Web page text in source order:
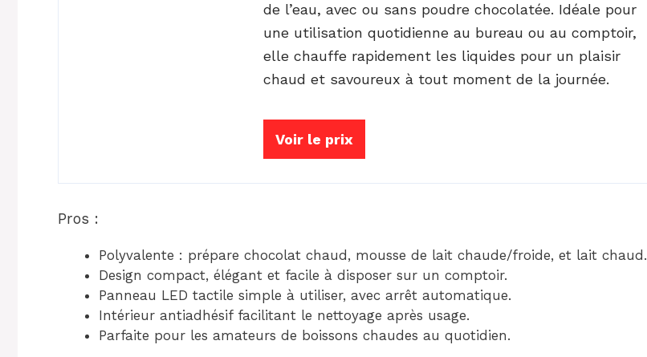
de l’eau, avec ou sans poudre chocolatée. Idéale pour
une utilisation quotidienne au bureau ou au comptoir,
elle chauffe rapidement les liquides pour un plaisir
chaud et savoureux à tout moment de la journée.
Voir le prix
Pros :
Polyvalente : prépare chocolat chaud, mousse de lait chaude/froide, et lait chaud.
Design compact, élégant et facile à disposer sur un comptoir.
Panneau LED tactile simple à utiliser, avec arrêt automatique.
Intérieur antiadhésif facilitant le nettoyage après usage.
Parfaite pour les amateurs de boissons chaudes au quotidien.